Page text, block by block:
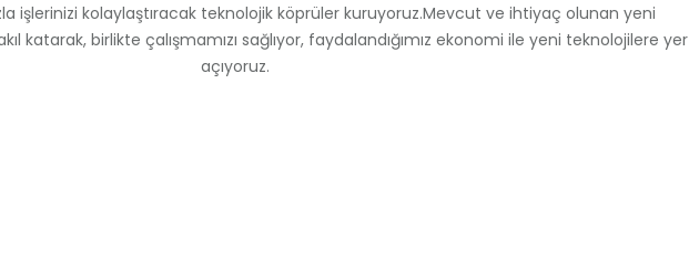
işlerinizi kolaylaştıracak teknolojik köprüler kuruyoruz.Mevcut ve ihtiyaç olunan yeni
katarak, birlikte çalışmamızı sağlıyor, faydalandığımız ekonomi ile yeni teknolojilere yer
açıyoruz.